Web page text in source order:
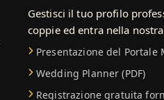
Gestisci il tuo profilo
coppie ed entra nella
Presentazione del Portale
Wedding Planner (PDF)
Registrazione gratuita